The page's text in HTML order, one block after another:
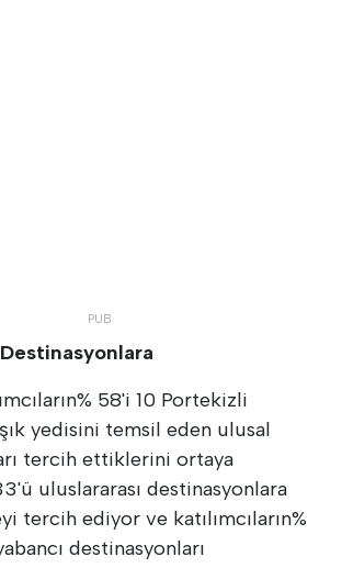
58'i 10 Portekizli
yedisini temsil eden ulusal
tercih ettiklerini ortaya
uluslararası destinasyonlara
tercih ediyor ve katılımcıların%
destinasyonları